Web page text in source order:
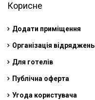
Корисне
Додати приміщення
Організація відряджень
Для готелів
Публічна оферта
Угода користувача